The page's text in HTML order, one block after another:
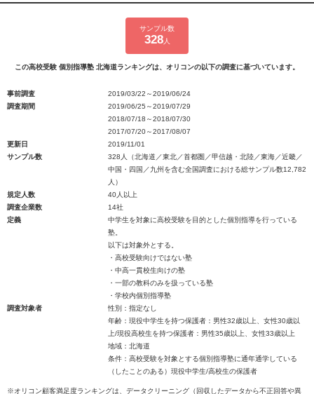
サンプル数
328人
この高校受験 個別指導塾 北海道ランキングは、オリコンの以下の調査に基づいています。
事前調査
2019/03/22～2019/06/24
調査期間
2019/06/25～2019/07/29
2018/07/18～2018/07/30
2017/07/20～2017/08/07
更新日
2019/11/01
サンプル数
328人（北海道／東北／首都圏／甲信越・北陸／東海／近畿／
中国・四国／九州を含む全国調査における総サンプル数12,782
人）
規定人数
40人以上
調査企業数
14社
定義
中学生を対象に高校受験を目的とした個別指導を行っている
塾。
以下は対象外とする。
・高校受験向けではない塾
・中高一貫校生向けの塾
・一部の教科のみを扱っている塾
・学校内個別指導塾
調査対象者
性別：指定なし
年齢：現役中学生を持つ保護者：男性32歳以上、女性30歳以
上/現役高校生を持つ保護者：男性35歳以上、女性33歳以上
地域：北海道
条件：高校受験を対象とする個別指導塾に通年通学している
（したことのある）現役中学生/高校生の保護者
※オリコン顧客満足度ランキングは、データクリーニング（回収したデータから不正回答や異